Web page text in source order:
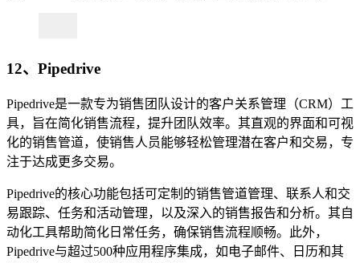
12、Pipedrive
Pipedrive是一款专为销售团队设计的客户关系管理（CRM）工
具，旨在简化销售流程，提升团队效率。其直观的界面和可视
化的销售管道，使销售人员能够轻松管理潜在客户和交易，专
注于达成更多交易。
Pipedrive的核心功能包括可定制的销售管道管理、联系人和交
易跟踪、任务和活动管理，以及深入的销售报告和分析。其自
动化工具帮助简化日常任务，确保销售流程顺畅。此外，
Pipedrive与超过500种应用程序集成，如电子邮件、日历和其